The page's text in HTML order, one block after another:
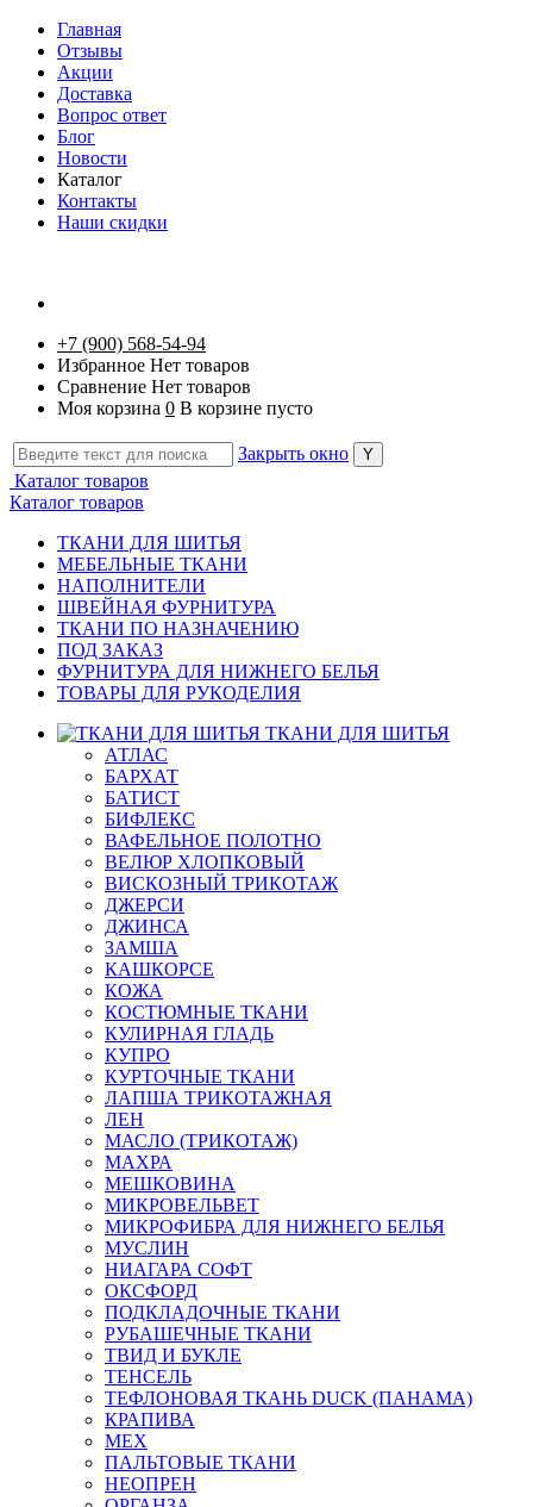
Главная
Отзывы
Акции
Доставка
Вопрос ответ
Блог
Новости
Каталог
Контакты
Наши скидки
+7 (900) 568-54-94
Избранное Нет товаров
Сравнение Нет товаров
Моя корзина 0 В корзине пусто
Закрыть окно
Каталог товаров
Каталог товаров
ТКАНИ ДЛЯ ШИТЬЯ
МЕБЕЛЬНЫЕ ТКАНИ
НАПОЛНИТЕЛИ
ШВЕЙНАЯ ФУРНИТУРА
ТКАНИ ПО НАЗНАЧЕНИЮ
ПОД ЗАКАЗ
ФУРНИТУРА ДЛЯ НИЖНЕГО БЕЛЬЯ
ТОВАРЫ ДЛЯ РУКОДЕЛИЯ
ТКАНИ ДЛЯ ШИТЬЯ
АТЛАС
БАРХАТ
БАТИСТ
БИФЛЕКС
ВАФЕЛЬНОЕ ПОЛОТНО
ВЕЛЮР ХЛОПКОВЫЙ
ВИСКОЗНЫЙ ТРИКОТАЖ
ДЖЕРСИ
ДЖИНСА
ЗАМША
КАШКОРСЕ
КОЖА
КОСТЮМНЫЕ ТКАНИ
КУЛИРНАЯ ГЛАДЬ
КУПРО
КУРТОЧНЫЕ ТКАНИ
ЛАПША ТРИКОТАЖНАЯ
ЛЕН
МАСЛО (ТРИКОТАЖ)
МАХРА
МЕШКОВИНА
МИКРОВЕЛЬВЕТ
МИКРОФИБРА ДЛЯ НИЖНЕГО БЕЛЬЯ
МУСЛИН
НИАГАРА СОФТ
ОКСФОРД
ПОДКЛАДОЧНЫЕ ТКАНИ
РУБАШЕЧНЫЕ ТКАНИ
ТВИД И БУКЛЕ
ТЕНСЕЛЬ
ТЕФЛОНОВАЯ ТКАНЬ DUCK (ПАНАМА)
КРАПИВА
МЕХ
ПАЛЬТОВЫЕ ТКАНИ
НЕОПРЕН